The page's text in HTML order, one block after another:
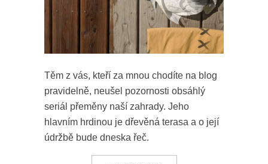
Těm z vás, kteří za mnou chodíte na blog
pravidelně, neušel pozornosti obsáhlý
seriál přeměny naší zahrady. Jeho
hlavním hrdinou je dřevěná terasa a o její
údržbě bude dneska řeč.